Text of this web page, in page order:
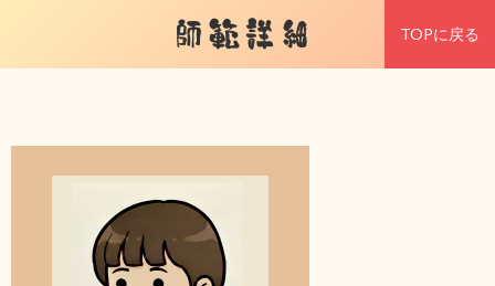
師範詳細 TOPに戻る